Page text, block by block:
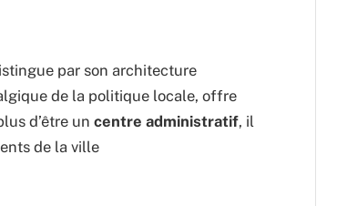
par son architecture
de la politique locale, offre
d’être un centre administratif, il
de la ville